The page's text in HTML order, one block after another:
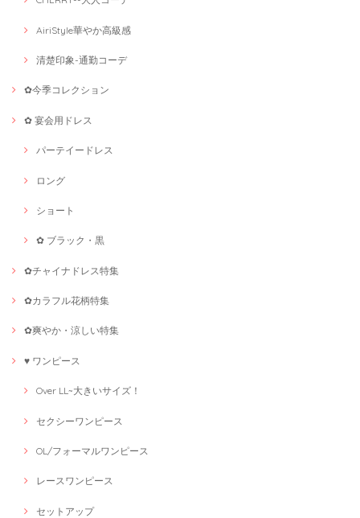
AiriStyle華やか高級感
清楚印象-通勤コーデ
✿今季コレクション
✿ 宴会用ドレス
パーテイードレス
ロング
ショート
✿ ブラック・黒
✿チャイナドレス特集
✿カラフル花柄特集
✿爽やか・涼しい特集
♥ ワンピース
Over LL~大きいサイズ！
セクシーワンピース
OL/フォーマルワンピース
レースワンピース
セットアップ